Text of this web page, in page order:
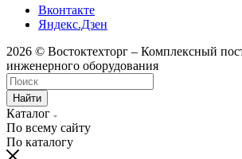
Вконтакте
Яндекс.Дзен
2026 © Востоктехторг – Комплексный
инженерного оборудования
Найти
Каталог
По всему сайту
По каталогу